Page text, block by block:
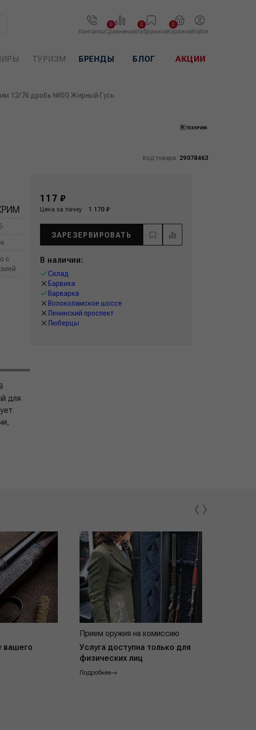
КонтактыСравнение
0
Избранное
0
Корзина
0
Войти
ТУРИЗМ БРЕНДЫ БЛОГ АКЦИИ
12/76 дробь №00 Жирный Гусь
Код товара: 29078463
с
для
117 ₽
Цена за пачку 1 170 ₽
ЗАРЕЗЕРВИРОВАТЬ
В наличии:
Склад
Барвиха
Варварка
Волоколамское шоссе
Ленинский проспект
Люберцы
вашего
Прием оружия на комиссию
Услуга доступна только для
физических лиц
Подробнее
‹›